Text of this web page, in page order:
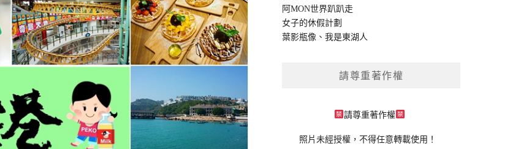
阿MON世界趴趴走
女子的休假計劃
葉影瓶像 、我是東湖人
請尊重著作權
請尊重著作權
照片未經授權，不得任意轉載使用！